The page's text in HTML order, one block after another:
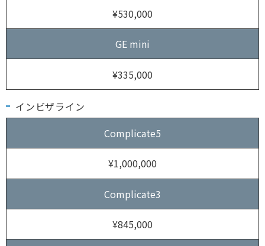
¥530,000
GE mini
¥335,000
インビザライン
Complicate5
¥1,000,000
Complicate3
¥845,000